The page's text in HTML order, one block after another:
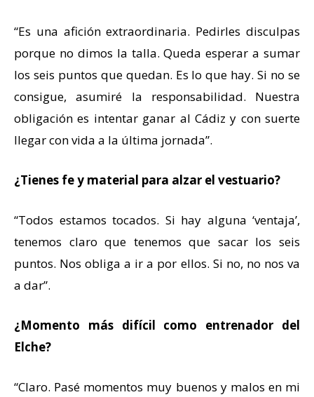
“Es una afición extraordinaria. Pedirles disculpas
porque no dimos la talla. Queda esperar a sumar
los seis puntos que quedan. Es lo que hay. Si no se
consigue, asumiré la responsabilidad. Nuestra
obligación es intentar ganar al Cádiz y con suerte
llegar con vida a la última jornada”.
¿Tienes fe y material para alzar el vestuario?
“Todos estamos tocados. Si hay alguna ‘ventaja’,
tenemos claro que tenemos que sacar los seis
puntos. Nos obliga a ir a por ellos. Si no, no nos va
a dar”.
¿Momento más difícil como entrenador del
Elche?
“Claro. Pasé momentos muy buenos y malos en mi